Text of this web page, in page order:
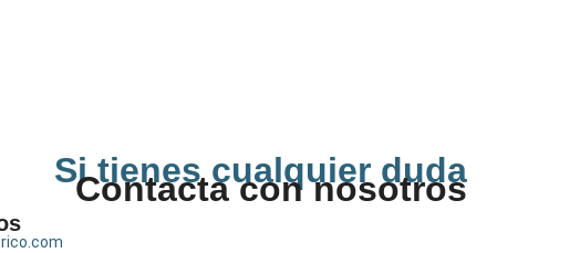
Si tienes cualquier duda
Contacta con nosotros